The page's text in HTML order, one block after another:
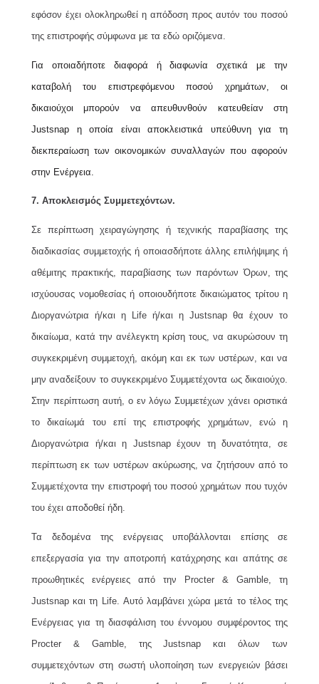
εφόσον έχει ολοκληρωθεί η απόδοση προς αυτόν του ποσού
της επιστροφής σύμφωνα με τα εδώ οριζόμενα.
Για οποιαδήποτε διαφορά ή διαφωνία σχετικά με την
καταβολή του επιστρεφόμενου ποσού χρημάτων, οι
δικαιούχοι μπορούν να απευθυνθούν κατευθείαν στη
Justsnap η οποία είναι αποκλειστικά υπεύθυνη για τη
διεκπεραίωση των οικονομικών συναλλαγών που αφορούν
στην Ενέργεια.
7. Αποκλεισμός Συμμετεχόντων.
Σε περίπτωση χειραγώγησης ή τεχνικής παραβίασης της
διαδικασίας συμμετοχής ή οποιασδήποτε άλλης επιλήψιμης ή
αθέμιτης πρακτικής, παραβίασης των παρόντων Όρων, της
ισχύουσας νομοθεσίας ή οποιουδήποτε δικαιώματος τρίτου η
Διοργανώτρια ή/και η Life ή/και η Justsnap θα έχουν το
δικαίωμα, κατά την ανέλεγκτη κρίση τους, να ακυρώσουν τη
συγκεκριμένη συμμετοχή, ακόμη και εκ των υστέρων, και να
μην αναδείξουν το συγκεκριμένο Συμμετέχοντα ως δικαιούχο.
Στην περίπτωση αυτή, ο εν λόγω Συμμετέχων χάνει οριστικά
το δικαίωμά του επί της επιστροφής χρημάτων, ενώ η
Διοργανώτρια ή/και η Justsnap έχουν τη δυνατότητα, σε
περίπτωση εκ των υστέρων ακύρωσης, να ζητήσουν από το
Συμμετέχοντα την επιστροφή του ποσού χρημάτων που τυχόν
του έχει αποδοθεί ήδη.
Τα δεδομένα της ενέργειας υποβάλλονται επίσης σε
επεξεργασία για την αποτροπή κατάχρησης και απάτης σε
προωθητικές ενέργειες από την Procter & Gamble, τη
Justsnap και τη Life. Αυτό λαμβάνει χώρα μετά το τέλος της
Ενέργειας για τη διασφάλιση του έννομου συμφέροντος της
Procter & Gamble, της Justsnap και όλων των
συμμετεχόντων στη σωστή υλοποίηση των ενεργειών βάσει